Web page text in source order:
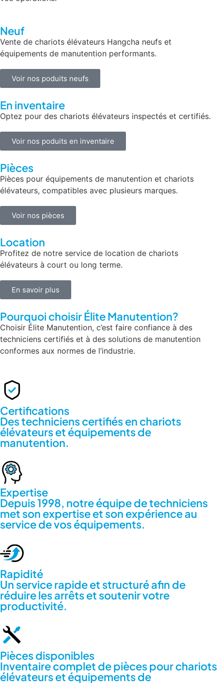
Neuf
Vente de chariots élévateurs Hangcha neufs et
équipements de manutention performants.
Voir nos poduits neufs
En inventaire
Optez pour des chariots élévateurs inspectés et certifiés.
Voir nos poduits en inventaire
Pièces
Pièces pour équipements de manutention et chariots
élévateurs, compatibles avec plusieurs marques.
Voir nos pièces
Location
Profitez de notre service de location de chariots
élévateurs à court ou long terme.
En savoir plus
Pourquoi choisir Élite Manutention?
Choisir Élite Manutention, c’est faire confiance à des
techniciens certifiés et à des solutions de manutention
conformes aux normes de l’industrie.
Certifications
Des techniciens certifiés en chariots
élévateurs et équipements de
manutention.
Expertise
Depuis 1998, notre équipe de techniciens
met son expertise et son expérience au
service de vos équipements.
Rapidité
Un service rapide et structuré afin de
réduire les arrêts et soutenir votre
productivité.
Pièces disponibles
Inventaire complet de pièces pour chariots
élévateurs et équipements de